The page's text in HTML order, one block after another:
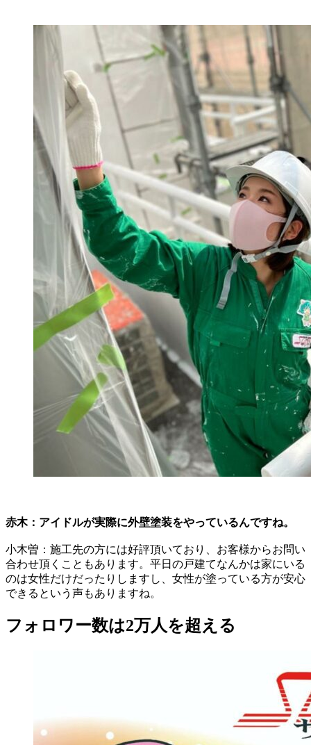
赤木：アイドルが実際に外壁塗装をやっているんですね。
小木曽：施工先の方には好評頂いており、お客様からお問い
合わせ頂くこともあります。平日の戸建てなんかは家にいる
のは女性だけだったりしますし、女性が塗っている方が安心
できるという声もありますね。
フォロワー数は2万人を超える